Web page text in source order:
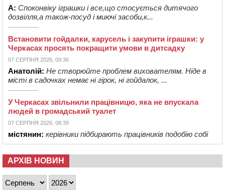
А: Споконвіку іграшки і все,що стосується дитячого
дозвілля,а також-посуд і миючі засоби,к...
Встановити гойдалки, карусель і закупити іграшки: у
Черкасах просять покращити умови в дитсадку
07 СЕРПНЯ 2026, 09:36
Анатолій: Не створюйте проблем вихователям. Ніде в
місті в садочках немає ні гірок, ні гойдалок, ...
У Черкасах звільнили працівницю, яка не впускала
людей в громадський туалет
07 СЕРПНЯ 2026, 08:39
містянин: керівники підбирають працівників подобію собі
АРХІВ НОВИН